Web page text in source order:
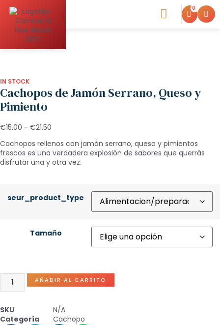
0
Inicio /Elaborados caseros
/ Cachopos de Jamón
Serrano, Queso y Pimiento
IN STOCK
Cachopos de Jamón Serrano, Queso y
Pimiento
€15.00 - €21.50
Cachopos rellenos con jamón serrano, queso y pimientos
frescos es una verdadera explosión de sabores que querrás
disfrutar una y otra vez.
seur_product_type
Tamaño
AÑADIR AL CARRITO
SKU
N/A
Categoría
Cachopo